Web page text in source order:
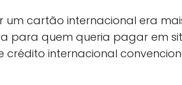
um cartão internacional era
para quem queria pagar em
internacional